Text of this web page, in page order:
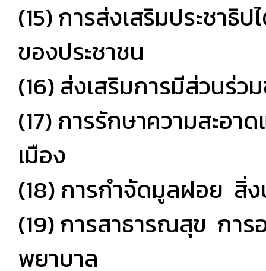
(15) การส่งเสริมประชาธิ
ของประชาชน
(16) ส่งเสริมการมีส่วนร่
(17) การรักษาความสะอา
เมือง
(18) การกำจัดมูลฝอย สิ่
(19) การสาธารณสุข การ
พยาบาล